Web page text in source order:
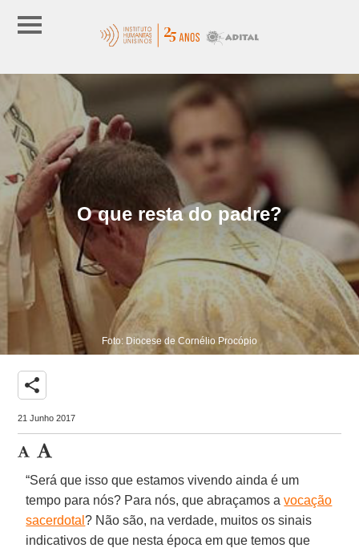
O que resta do padre?
Foto: Diocese de Cornélio Procópio
share
21 Junho 2017
“Será que isso que estamos vivendo ainda é um
tempo para nós? Para nós, que abraçamos avocação
sacerdotal? Não são, na verdade, muitos os sinais
indicativos de que nesta época em que temos que